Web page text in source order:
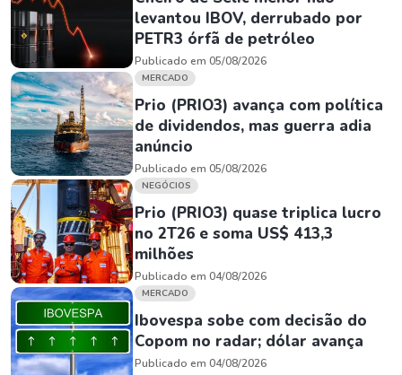
levantou IBOV, derrubado por
PETR3 órfã de petróleo
Publicado em 05/08/2026
MERCADO
Prio (PRIO3) avança com política
de dividendos, mas guerra adia
anúncio
Publicado em 05/08/2026
NEGÓCIOS
Prio (PRIO3) quase triplica lucro
no 2T26 e soma US$ 413,3
milhões
Publicado em 04/08/2026
MERCADO
Ibovespa sobe com decisão do
Copom no radar; dólar avança
Publicado em 04/08/2026